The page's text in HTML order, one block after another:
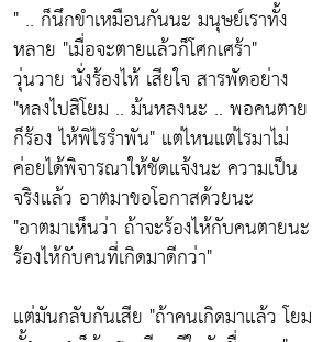
" .. ก็นึกขำเหมือนกันนะ มนุษย์เราทั้ง
หลาย "เมื่อจะตายแล้วก็โศกเศร้า"
วุ่นวาย นั่งร้องไห้ เสียใจ สารพัดอย่าง
"หลงไปสิโยม .. ม้นหลงนะ .. พอคนตาย
ก็ร้อง ไห้พิไรรำพัน" แต่ไหนแต่ไรมาไม่
ค่อยได้พิจารณาให้ชัดแจ้งนะ ความเป็น
จริงแล้ว อาตมาขอโอกาสด้วยนะ
"อาตมาเห็นว่า ถ้าจะร้องไห้กับคนตายนะ
ร้องไห้กับคนที่เกิดมาดีกว่า"
แต่มันกลับกันเสีย "ถ้าคนเกิดมาแล้ว โยม